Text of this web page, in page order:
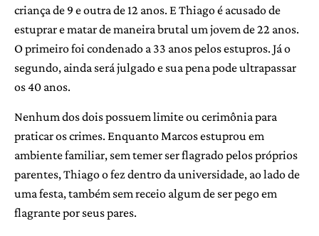
criança de 9 e outra de 12 anos. E Thiago é acusado de
estuprar e matar de maneira brutal um jovem de 22 anos.
O primeiro foi condenado a 33 anos pelos estupros. Já o
segundo, ainda será julgado e sua pena pode ultrapassar
os 40 anos.
Nenhum dos dois possuem limite ou cerimônia para
praticar os crimes. Enquanto Marcos estuprou em
ambiente familiar, sem temer ser flagrado pelos próprios
parentes, Thiago o fez dentro da universidade, ao lado de
uma festa, também sem receio algum de ser pego em
flagrante por seus pares.